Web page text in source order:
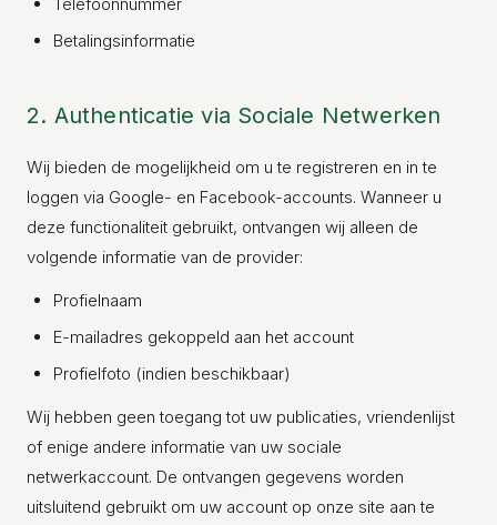
Betalingsinformatie
2. Authenticatie via Sociale Netwerken
Wij bieden de mogelijkheid om u te registreren en in te
loggen via Google- en Facebook-accounts. Wanneer u
deze functionaliteit gebruikt, ontvangen wij alleen de
volgende informatie van de provider:
Profielnaam
E-mailadres gekoppeld aan het account
Profielfoto (indien beschikbaar)
Wij hebben geen toegang tot uw publicaties, vriendenlijst
of enige andere informatie van uw sociale
netwerkaccount. De ontvangen gegevens worden
uitsluitend gebruikt om uw account op onze site aan te